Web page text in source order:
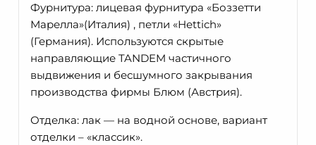
Фурнитура: лицевая фурнитура «Боззетти
Марелла»(Италия) , петли «Неttich»
(Германия). Используются скрытые
направляющие TANDEM частичного
выдвижения и бесшумного закрывания
производства фирмы Блюм (Австрия).
Отделка: лак — на водной основе, вариант
отделки – «классик».